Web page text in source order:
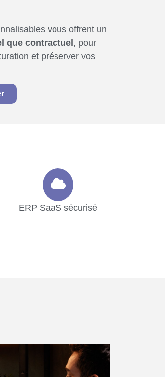
vous offrent un
que contractuel , pour
et préserver vos
ERP SaaS sécurisé